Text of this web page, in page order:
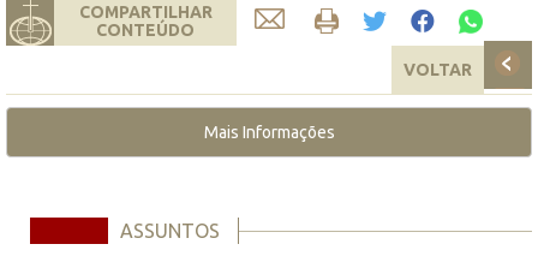
COMPARTILHAR
CONTEÚDO
VOLTAR
Mais Informações
ASSUNTOS